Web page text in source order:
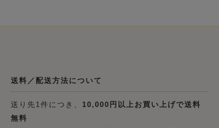
送料／配送方法について
送り先1件につき、 10,000円以上お買い上げで送料
無料